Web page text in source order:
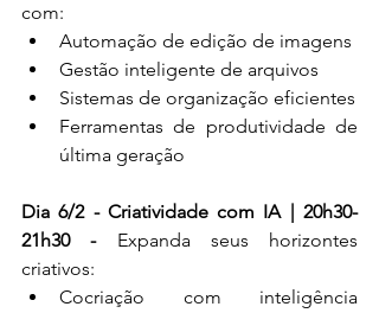
com:
Automação de edição de imagens
Gestão inteligente de arquivos
Sistemas de organização eficientes
Ferramentas de produtividade de
última geração
Dia 6/2 - Criatividade com IA | 20h30-
21h30 - Expanda seus horizontes
criativos:
Cocriação com inteligência